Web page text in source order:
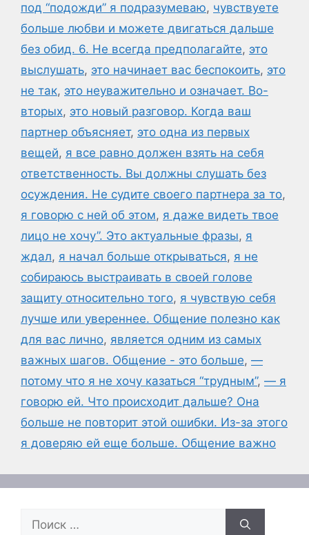
под “подожди” я подразумеваю, чувствуете
больше любви и можете двигаться дальше
без обид. 6. Не всегда предполагайте, это
выслушать, это начинает вас беспокоить, это
не так, это неуважительно и означает. Во-
вторых, это новый разговор. Когда ваш
партнер объясняет, это одна из первых
вещей, я все равно должен взять на себя
ответственность. Вы должны слушать без
осуждения. Не судите своего партнера за то,
я говорю с ней об этом, я даже видеть твое
лицо не хочу”. Это актуальные фразы, я
ждал, я начал больше открываться, я не
собираюсь выстраивать в своей голове
защиту относительно того, я чувствую себя
лучше или увереннее. Общение полезно как
для вас лично, является одним из самых
важных шагов. Общение - это больше, —
потому что я не хочу казаться “трудным”, — я
говорю ей. Что происходит дальше? Она
больше не повторит этой ошибки. Из-за этого
я доверяю ей еще больше. Общение важно
Поиск: